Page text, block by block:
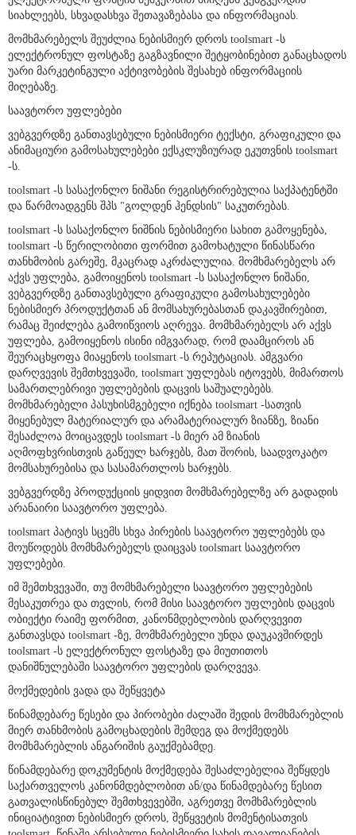
ელექტრონული ფოსტის მეშვეობით მიიღებს ვებგვერდის
სიახლეებს, სხვადასხვა შეთავაზებასა და ინფორმაციას.
მომხმარებელს შეუძლია ნებისმიერ დროს toolsmart -ს
ელექტრონულ ფოსტაზე გაგზავნილი შეტყობინებით განაცხადოს
უარი მარკეტინგული აქტივობების შესახებ ინფორმაციის
მიღებაზე.
საავტორო უფლებები
ვებგვერდზე განთავსებული ნებისმიერი ტექსტი, გრაფიკული და
ანიმაციური გამოსახულებები ექსკლუზიურად ეკუთვნის toolsmart
toolsmart -ს სასაქონლო ნიშანი რეგისტრირებულია საქპატენტში
და წარმოადგენს შპს "გოლდენ ჰენდსის" საკუთრებას.
toolsmart -ს სასაქონლო ნიშნის ნებისმიერი სახით გამოყენება,
toolsmart -ს წერილობითი ფორმით გამოხატული წინასწარი
თანხმობის გარეშე, მკაცრად აკრძალულია. მომხმარებელს არ
აქვს უფლება, გამოიყენოს toolsmart -ს სასაქონლო ნიშანი,
ვებგვერდზე განთავსებული გრაფიკული გამოსახულებები
ნებისმიერ პროდუქტთან ან მომსახურებასთან დაკავშირებით,
რამაც შეიძლება გამოიწვიოს აღრევა. მომხმარებელს არ აქვს
უფლება, გამოიყენოს ისინი იმგვარად, რომ დაამციროს ან
შეურაცხყოფა მიაყენოს toolsmart -ს რეპუტაციას. ამგვარი
დარღვევის შემთხვევაში, toolsmart უფლებას იტოვებს, მიმართოს
სამართლებრივი უფლებების დაცვის საშუალებებს.
მომხმარებელი პასუხისმგებელი იქნება toolsmart -სათვის
მიყენებულ მატერიალურ და არამატერიალურ ზიანზე, ზიანი
შესაძლოა მოიცავდეს toolsmart -ს მიერ ამ ზიანის
აღმოფხვრისთვის გაწეულ ხარჯებს, მათ შორის, საადვოკატო
მომსახურებისა და სასამართლოს ხარჯებს.
ვებგვერდზე პროდუქციის ყიდვით მომხმარებელზე არ გადადის
არანაირი საავტორო უფლება.
toolsmart პატივს სცემს სხვა პირების საავტორო უფლებებს და
მოუწოდებს მომხმარებელს დაიცვას toolsmart საავტორო
უფლებები.
იმ შემთხვევაში, თუ მომხმარებელი საავტორო უფლებების
მესაკუთრეა და თვლის, რომ მისი საავტორო უფლების დაცვის
ობიექტი რაიმე ფორმით, კანონმდებლობის დარღვევით
განთავსდა toolsmart -ზე, მომხმარებელი უნდა დაუკავშირდეს
toolsmart -ს ელექტრონულ ფოსტაზე და მიუთითოს
დანიშნულებაში საავტორო უფლების დარღვევა.
მოქმედების ვადა და შეწყვეტა
წინამდებარე წესები და პირობები ძალაში შედის მომხმარებლის
მიერ თანხმობის გამოცხადების შემდეგ და მოქმედებს
მომხმარებლის ანგარიშის გაუქმებამდე.
წინამდებარე დოკუმენტის მოქმედება შესაძლებელია შეწყდეს
საქართველოს კანონმდებლობით ან/და წინამდებარე წესით
გათვალისწინებულ შემთხვევებში, აგრეთვე მომხმარებლის
ინიციატივით ნებისმიერ დროს, შეწყვეტის მომენტისათვის